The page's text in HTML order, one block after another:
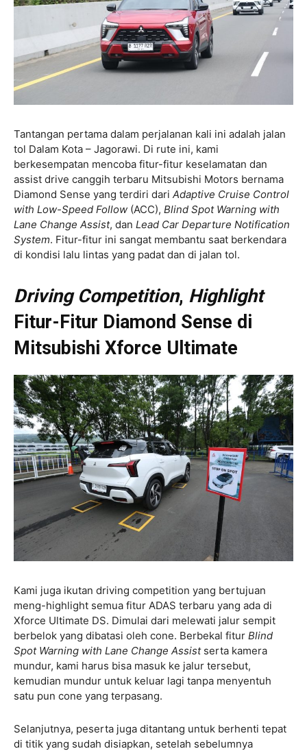
Tantangan pertama dalam perjalanan kali ini adalah jalan
tol Dalam Kota – Jagorawi. Di rute ini, kami
berkesempatan mencoba fitur-fitur keselamatan dan
assist drive canggih terbaru Mitsubishi Motors bernama
Diamond Sense yang terdiri dari Adaptive Cruise Control
with Low-Speed Follow (ACC), Blind Spot Warning with
Lane Change Assist, dan Lead Car Departure Notification
System. Fitur-fitur ini sangat membantu saat berkendara
di kondisi lalu lintas yang padat dan di jalan tol.
Driving Competition, Highlight
Fitur-Fitur Diamond Sense di
Mitsubishi Xforce Ultimate
Kami juga ikutan driving competition yang bertujuan
meng-highlight semua fitur ADAS terbaru yang ada di
Xforce Ultimate DS. Dimulai dari melewati jalur sempit
berbelok yang dibatasi oleh cone. Berbekal fitur Blind
Spot Warning with Lane Change Assist serta kamera
mundur, kami harus bisa masuk ke jalur tersebut,
kemudian mundur untuk keluar lagi tanpa menyentuh
satu pun cone yang terpasang.
Selanjutnya, peserta juga ditantang untuk berhenti tepat
di titik yang sudah disiapkan, setelah sebelumnya